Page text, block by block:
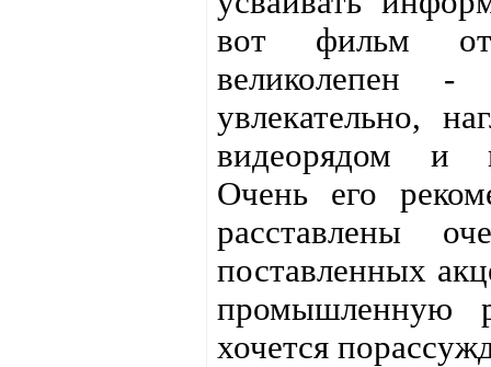
вот фильм
великолепен -
увлекательно,
видеорядом и
Очень его
расставлены
поставленных
хочется